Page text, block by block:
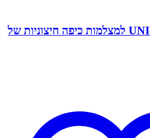
התקן קיבוע UNI-MDB3 למצלמות כיפה חיצוניות של